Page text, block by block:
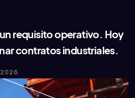
un requisito operativo. Hoy
contratos industriales.